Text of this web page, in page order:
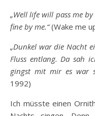
„Well life will pass me by
fine by me.“(Wake me
„Dunkel war die Nacht
Fluss entlang. Da sah
gingst mit mir es war
1992)
Ich müsste einen